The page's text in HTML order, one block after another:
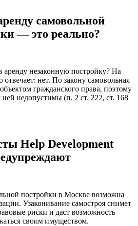
самовольной
— это реально?
аренду незаконную постройку? На
отвечает: нет. По закону самовольная
гражданского права, поэтому
недопустимы (п. 2 ст. 222, ст. 168
Help Development
постройки в Москве возможна
Узаконивание самостроя снимет
риски и даст возможность
своим имуществом.